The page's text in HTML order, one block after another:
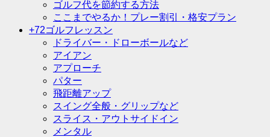
ゴルフ代を節約する方法
ここまでやるか！プレー割引・格安プラン
+72ゴルフレッスン
ドライバー・ドローボールなど
アイアン
アプローチ
パター
飛距離アップ
スイング全般・グリップなど
スライス・アウトサイドイン
メンタル